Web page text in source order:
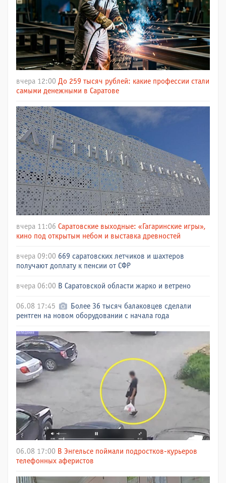
вчера 12:00 До 259 тысяч рублей: какие профессии стали
самыми денежными в Саратове
вчера 11:06 Саратовские выходные: «Гагаринские игры»,
кино под открытым небом и выставка древностей
вчера 09:00 669 саратовских летчиков и шахтеров
получают доплату к пенсии от СФР
вчера 06:00 В Саратовской области жарко и ветрено
06.08 17:45
Более 36 тысяч балаковцев сделали
рентген на новом оборудовании с начала года
06.08 17:00 В Энгельсе поймали подростков-курьеров
телефонных аферистов